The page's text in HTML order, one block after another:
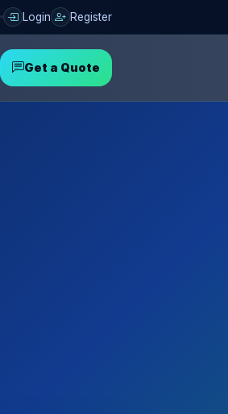
Login Register
Get a Quote